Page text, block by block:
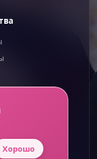
оферта
ПД
Хорошо
ИИ-помощник — отвечаю сразу